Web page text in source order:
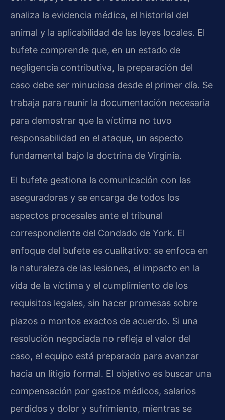
analiza la evidencia médica, el historial del
animal y la aplicabilidad de las leyes locales. El
bufete comprende que, en un estado de
negligencia contributiva, la preparación del
caso debe ser minuciosa desde el primer día. Se
trabaja para reunir la documentación necesaria
para demostrar que la víctima no tuvo
responsabilidad en el ataque, un aspecto
fundamental bajo la doctrina de Virginia.
El bufete gestiona la comunicación con las
aseguradoras y se encarga de todos los
aspectos procesales ante el tribunal
correspondiente del Condado de York. El
enfoque del bufete es cualitativo: se enfoca en
la naturaleza de las lesiones, el impacto en la
vida de la víctima y el cumplimiento de los
requisitos legales, sin hacer promesas sobre
plazos o montos exactos de acuerdo. Si una
resolución negociada no refleja el valor del
caso, el equipo está preparado para avanzar
hacia un litigio formal. El objetivo es buscar una
compensación por gastos médicos, salarios
perdidos y dolor y sufrimiento, mientras se